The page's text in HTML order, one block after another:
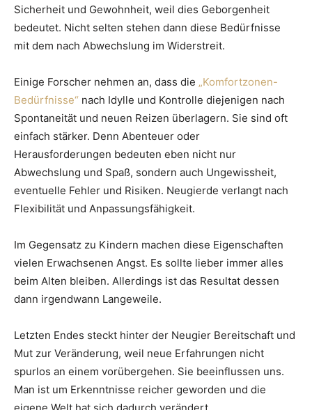
Sicherheit und Gewohnheit, weil dies Geborgenheit
bedeutet. Nicht selten stehen dann diese Bedürfnisse
mit dem nach Abwechslung im Widerstreit.
Einige Forscher nehmen an, dass die „Komfortzonen-
Bedürfnisse“ nach Idylle und Kontrolle diejenigen nach
Spontaneität und neuen Reizen überlagern. Sie sind oft
einfach stärker. Denn Abenteuer oder
Herausforderungen bedeuten eben nicht nur
Abwechslung und Spaß, sondern auch Ungewissheit,
eventuelle Fehler und Risiken. Neugierde verlangt nach
Flexibilität und Anpassungsfähigkeit.
Im Gegensatz zu Kindern machen diese Eigenschaften
vielen Erwachsenen Angst. Es sollte lieber immer alles
beim Alten bleiben. Allerdings ist das Resultat dessen
dann irgendwann Langeweile.
Letzten Endes steckt hinter der Neugier Bereitschaft und
Mut zur Veränderung, weil neue Erfahrungen nicht
spurlos an einem vorübergehen. Sie beeinflussen uns.
Man ist um Erkenntnisse reicher geworden und die